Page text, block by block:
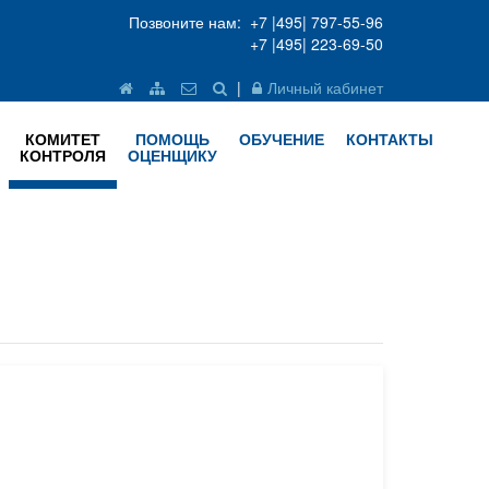
Позвоните нам: +7 |495| 797-55-96
+7 |495| 223-69-50
|
Личный кабинет
КОМИТЕТ
КОНТРОЛЯ
ПОМОЩЬ
ОЦЕНЩИКУ
ОБУЧЕНИЕ КОНТАКТЫ